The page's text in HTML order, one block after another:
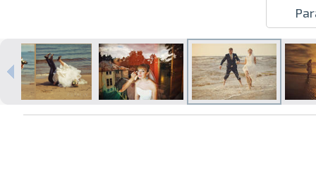
Izdrukas 1h laikā Rīgā – pasūtiet